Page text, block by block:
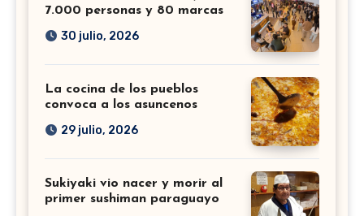
7.000 personas y 80 marcas
30 julio, 2026
La cocina de los pueblos
convoca a los asuncenos
29 julio, 2026
Sukiyaki vio nacer y morir al
primer sushiman paraguayo